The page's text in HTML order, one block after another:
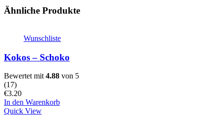
Ähnliche Produkte
Wunschliste
Kokos – Schoko
Bewertet mit 4.88 von 5
(17)
€3.20
In den Warenkorb
Quick View